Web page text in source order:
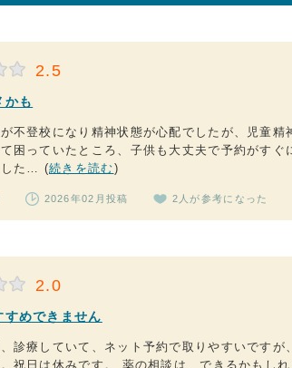
2.5
かも
不登校になり精神状態が心配でしたが、児童精
困っていたところ、子供も大丈夫で予約がすぐ
した… (続きを読む)
2026年02月投稿 2人が参考になった
2.0
すめできません
診療していて、ネット予約で取りやすいですが
祝日は休みです。 薬の相談は、できるかもし